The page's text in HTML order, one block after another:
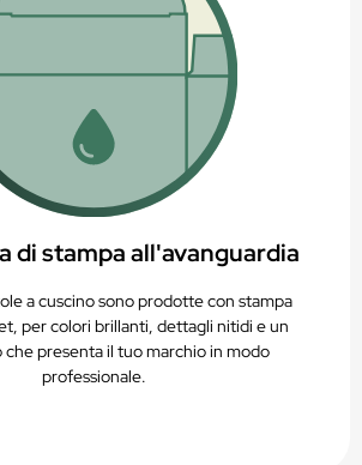
di stampa all'avanguardia
a cuscino sono prodotte con stampa
per colori brillanti, dettagli nitidi e un
che presenta il tuo marchio in modo
professionale.